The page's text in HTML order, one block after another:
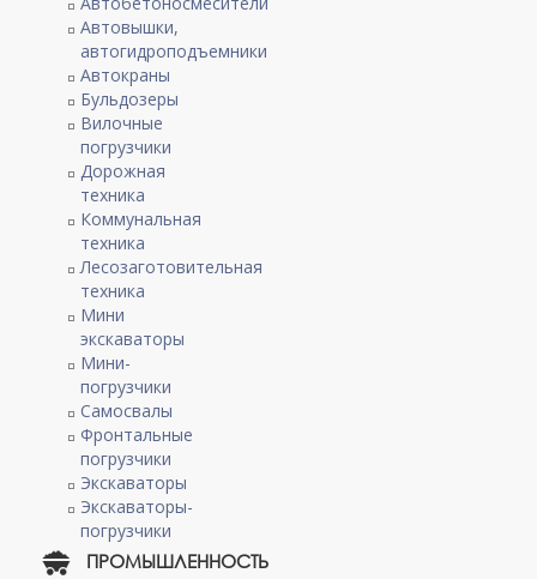
Автовышки,
автогидроподъемники
Автокраны
Бульдозеры
Вилочные
погрузчики
Дорожная
техника
Коммунальная
техника
Лесозаготовительная
техника
Мини
экскаваторы
Мини-
погрузчики
Самосвалы
Фронтальные
погрузчики
Экскаваторы
Экскаваторы-
погрузчики
ПРОМЫШЛЕННОСТЬ